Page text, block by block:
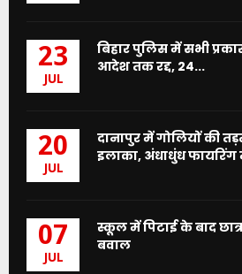
23
JUL
बिहार पुलिस में सभी
आदेश तक रद्द, 24...
20
JUL
दानापुर में गोलियों की
इलाका, अंधाधुंध फायरिंग
07
JUL
स्कूल में पिटाई के बाद
बवाल